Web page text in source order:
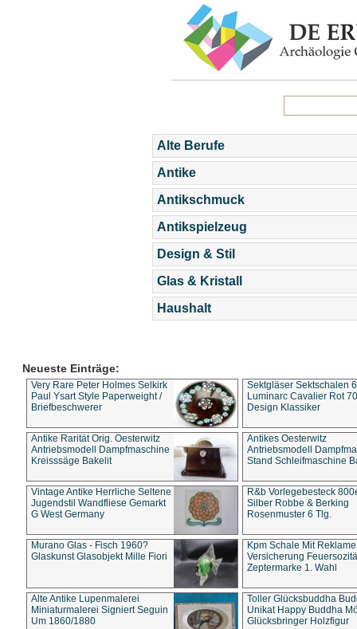
Alte Berufe
Antike
Antikschmuck
Antikspielzeug
Design & Stil
Glas & Kristall
Haushalt
Neueste Einträge:
Very Rare Peter Holmes Selkirk
Paul Ysart Style Paperweight /
Briefbeschwerer
Sektgläser Sektschalen
Luminarc Cavalier Rot
Design Klassiker
Antike Rarität Orig. Oesterwitz
Antriebsmodell Dampfmaschine
Kreisssäge Bakelit
Antikes Oesterwitz
Antriebsmodell
Stand Schleifmaschine
Vintage Antike Herrliche Seltene
Jugendstil Wandfliese Gemarkt
G West Germany
R&b Vorlegebesteck
Silber Robbe & Berking
Rosenmuster 6 Tlg.
Murano Glas - Fisch 1960?
Glaskunst Glasobjekt Mille Fiori
Kpm Schale Mit Reklame
Versicherung
Zeptermarke 1. Wahl
Alte Antike Lupenmalerei
Miniaturmalerei Signiert Seguin
Um 1860/1880
Toller Glücksbuddha
Unikat Happy Buddha
Glücksbringer Holzfigur